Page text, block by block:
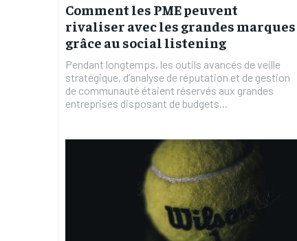
Comment les PME peuvent
rivaliser avec les grandes marques
grâce au social listening
Pendant longtemps, les outils avancés de veille
stratégique, d’analyse de réputation et de gestion
de communauté étaient réservés aux grandes
entreprises disposant de budgets...